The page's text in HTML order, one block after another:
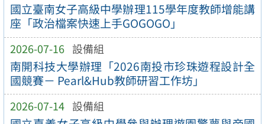
國立臺南女子高級中學辦理115學年度教師增能講
座「政治檔案快速上手GOGOGO」
2026-07-16 設備組
南開科技大學辦理「2026南投市珍珠遊程設計全
國競賽－ Pearl&Hub教師研習工作坊」
2026-07-14 設備組